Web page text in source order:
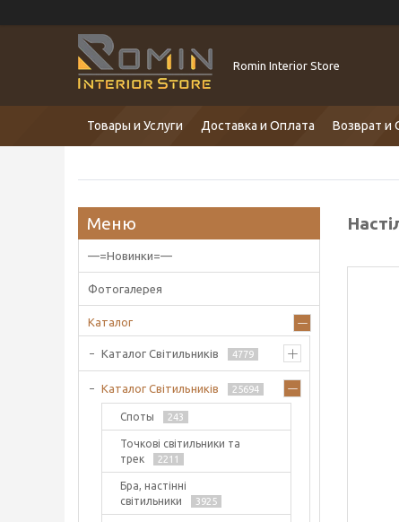
Romin Interior Store
Товары и Услуги Доставка и Оплата Возврат и
—=Новинки=—
Фотогалерея
Каталог
Каталог Світильників 4779
Каталог Світильників 25694
Споты 243
Точкові світильники та
трек
2211
Бра, настінні
світильники
3925